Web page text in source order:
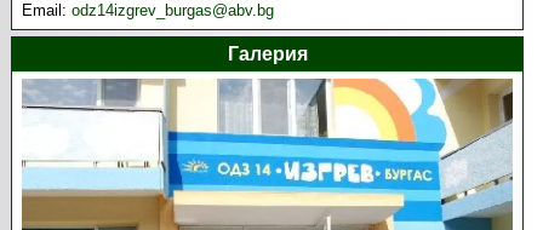
Email:odz14izgrev_burgas@abv.bg
Галерия